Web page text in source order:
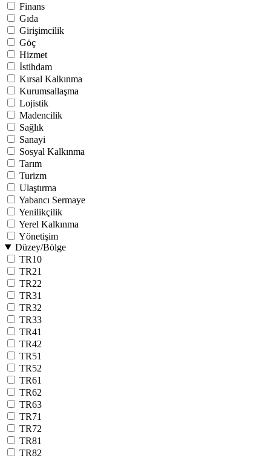
Finans
Gıda
Girişimcilik
Göç
Hizmet
İstihdam
Kırsal Kalkınma
Kurumsallaşma
Lojistik
Madencilik
Sağlık
Sanayi
Sosyal Kalkınma
Tarım
Turizm
Ulaştırma
Yabancı Sermaye
Yenilikçilik
Yerel Kalkınma
Yönetişim
Düzey/Bölge
TR10
TR21
TR22
TR31
TR32
TR33
TR41
TR42
TR51
TR52
TR61
TR62
TR63
TR71
TR72
TR81
TR82